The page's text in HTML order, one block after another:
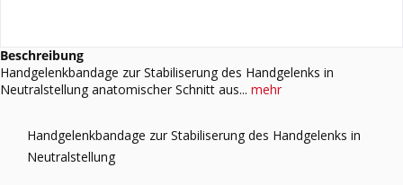
Beschreibung
Handgelenkbandage zur Stabiliserung des Handgelenks in
Neutralstellung anatomischer Schnitt aus... mehr
Handgelenkbandage zur Stabiliserung des Handgelenks in
Neutralstellung